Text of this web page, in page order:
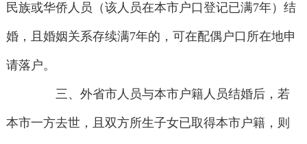
民族或华侨人员（该人员在本市户口登记已满7年）结
婚，且婚姻关系存续满7年的，可在配偶户口所在地申
请落户。
三、外省市人员与本市户籍人员结婚后，若
本市一方去世，且双方所生子女已取得本市户籍，则